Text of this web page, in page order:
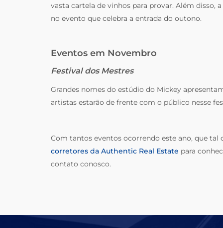
vasta cartela de vinhos para provar. Além disso,
no evento que celebra a entrada do outono.
Eventos em Novembro
Festival dos Mestres
Grandes nomes do estúdio do Mickey
artistas estarão de frente com o público nesse
Com tantos eventos ocorrendo este ano, que tal
corretores da Authentic Real Estate para
contato conosco.